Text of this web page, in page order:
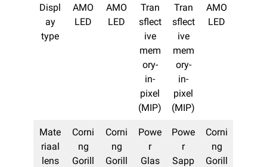
Displ
ay
type
AMO
LED
AMO
LED
Tran
sflect
ive
mem
ory-
in-
pixel
(MIP)
Tran
sflect
ive
mem
ory-
in-
pixel
(MIP)
AMO
LED
Mate
riaal
lens
Corni
ng
Gorill
Corni
ng
Gorill
Powe
r
Glas
Powe
r
Sapp
Corni
ng
Gorill